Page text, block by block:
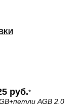
руб.*
+петли AGB 2.0